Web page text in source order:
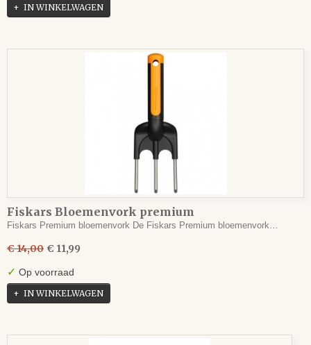
IN WINKELWAGEN
Fiskars Bloemenvork premium
Fiskars Premium bloemenvork De Fiskars Premium bloemenvork…
€ 14,00 € 11,99
✓ Op voorraad
IN WINKELWAGEN